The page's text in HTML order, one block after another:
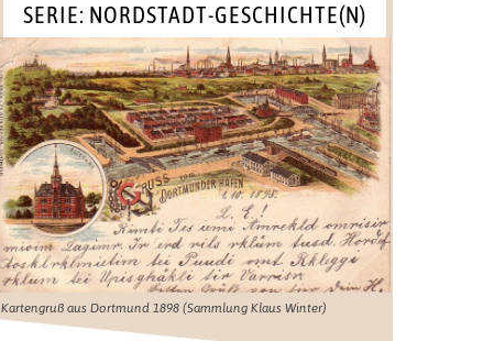
SERIE: NORDSTADT-GESCHICHTE(N)
Kartengruß aus Dortmund 1898 (Sammlung Klaus Winter)